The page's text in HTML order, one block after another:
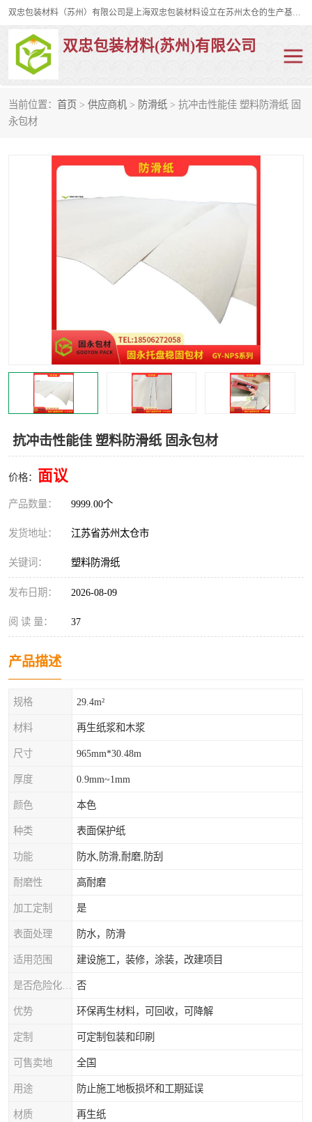
双忠包装材料（苏州）有限公司是上海双忠包装材料设立在苏州太仓的生产基地，占地约2万平米，产品主要有打孔缠绕膜，拉伸蜂窝纸，集装箱充气袋，滑托板，打包带，裹包网兜，防滑纸等箱体和托盘的运输和保护性包材。固永包材®，GooYon Pack®，是我们保护性包装材料的专属品牌。
双忠包装材料(苏州)有限公司
当前位置： 首页 > 供应商机 > 防滑纸 > 抗冲击性能佳 塑料防滑纸 固
永包材
抗冲击性能佳 塑料防滑纸 固永包材
价格： 面议
产品数量： 9999.00个
发货地址： 江苏省苏州太仓市
关键词： 塑料防滑纸
发布日期： 2026-08-09
阅 读 量： 37
产品描述
规格 29.4m²
材料 再生纸浆和木浆
尺寸 965mm*30.48m
厚度 0.9mm~1mm
颜色 本色
种类 表面保护纸
功能 防水,防滑,耐磨,防刮
耐磨性 高耐磨
加工定制 是
表面处理 防水，防滑
适用范围 建设施工，装修，涂装，改建项目
否
优势 环保再生材料，可回收，可降解
定制 可定制包装和印刷
可售卖地 全国
用途 防止施工地板损坏和工期延误
材质 再生纸
打孔缠绕膜
裹包网兜 纤维打包带